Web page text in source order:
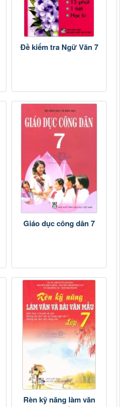
Đề kiểm tra Ngữ Văn 7
Giáo dục công dân 7
Rèn kỹ năng làm văn